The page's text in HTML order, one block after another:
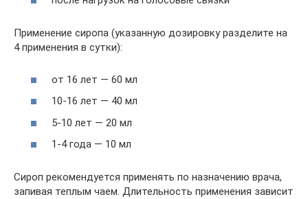
Применение сиропа (указанную дозировку разделите на
4 применения в сутки):
от 16 лет — 60 мл
10-16 лет — 40 мл
5-10 лет — 20 мл
1-4 года — 10 мл
Сироп рекомендуется применять по назначению врача,
запивая теплым чаем. Длительность применения зависит